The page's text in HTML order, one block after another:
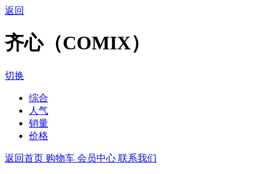
返回
齐心（COMIX）
切换
综合
人气
销量
价格
返回首页 购物车 会员中心 联系我们